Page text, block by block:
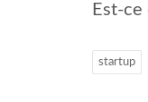
Est-ce
startup